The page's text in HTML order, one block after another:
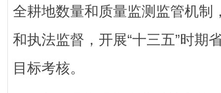
全耕地数量和质量监测监管机制
和执法监督，开展“十三五”时期
目标考核。